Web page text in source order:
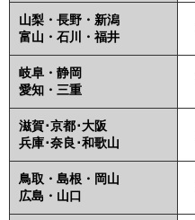
山梨・長野・新潟
富山・石川・福井
岐阜・静岡
愛知・三重
滋賀･京都･大阪
兵庫･奈良･和歌山
鳥取・島根・岡山
広島・山口